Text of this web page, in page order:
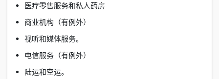
医疗零售服务和私人药房
商业机构（有例外）
视听和媒体服务。
电信服务（有例外）
陆运和空运。